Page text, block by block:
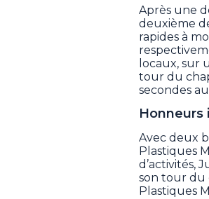
Après une
deuxième
rapides à
locaux, sur
tour du
secondes
Honneurs
Avec deux
Plastiques
d’activités,
son tour du
Plastiques